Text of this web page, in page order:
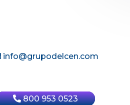
info@grupodelcen.com
800 953 0523